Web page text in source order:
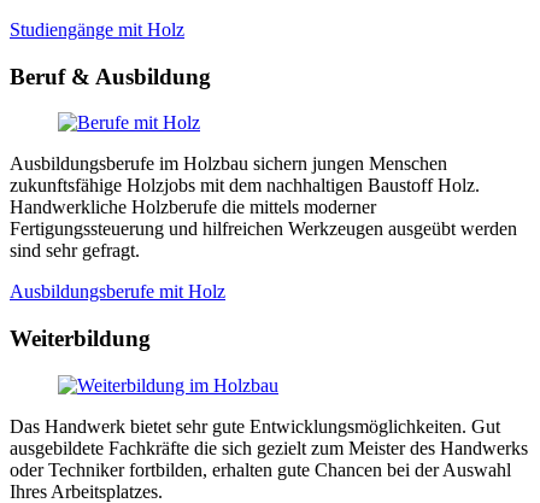
Studiengänge mit Holz
Beruf & Ausbildung
Ausbildungsberufe im Holzbau sichern jungen Menschen
zukunftsfähige Holzjobs mit dem nachhaltigen Baustoff Holz.
Handwerkliche Holzberufe die mittels moderner
Fertigungssteuerung und hilfreichen Werkzeugen ausgeübt werden
sind sehr gefragt.
Ausbildungsberufe mit Holz
Weiterbildung
Das Handwerk bietet sehr gute Entwicklungsmöglichkeiten. Gut
ausgebildete Fachkräfte die sich gezielt zum Meister des Handwerks
oder Techniker fortbilden, erhalten gute Chancen bei der Auswahl
Ihres Arbeitsplatzes.